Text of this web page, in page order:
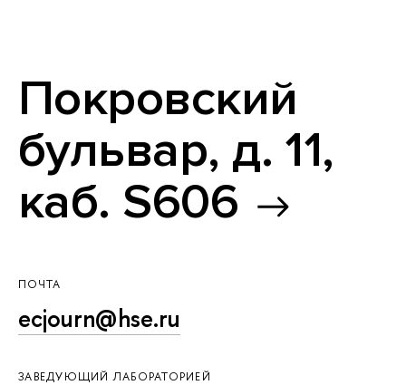
Покровский
бульвар, д. 11,
каб. S606
ПОЧТА
ecjourn@hse.ru
ЗАВЕДУЮЩИЙ ЛАБОРАТОРИЕЙ